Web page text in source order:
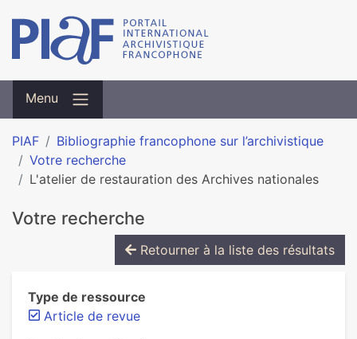
Menu
PIAF
Bibliographie francophone sur l’archivistique
Votre recherche
L'atelier de restauration des Archives nationales
Votre recherche
Retourner à la liste des résultats
Type de ressource
Article de revue